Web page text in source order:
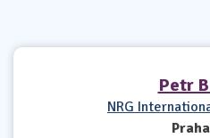
Petr
NRG